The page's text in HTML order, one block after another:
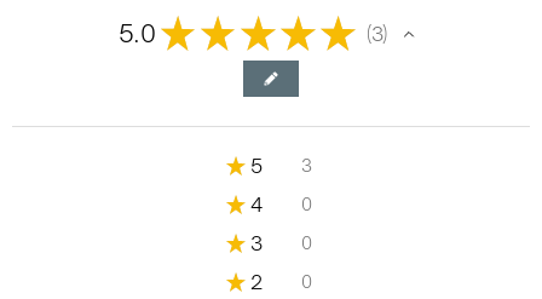
5.0 ★ ★ ★ ★★ 3
3
★ 5 100%
3
★ 4 0%0
★ 3 0%0
★ 2 0%0